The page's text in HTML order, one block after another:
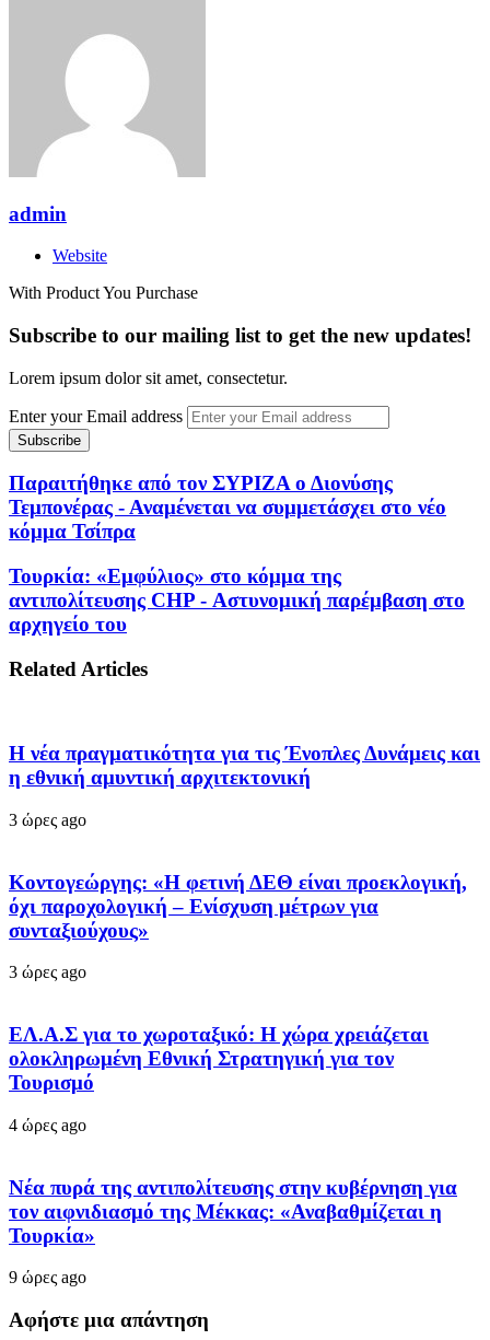
admin
Website
With Product You Purchase
Subscribe to our mailing list to get the new updates!
Lorem ipsum dolor sit amet, consectetur.
Enter your Email address
Παραιτήθηκε από τον ΣΥΡΙΖΑ ο Διονύσης
Τεμπονέρας - Αναμένεται να συμμετάσχει στο νέο
κόμμα Τσίπρα
Τουρκία: «Εμφύλιος» στο κόμμα της
αντιπολίτευσης CHP - Αστυνομική παρέμβαση στο
αρχηγείο του
Related Articles
Η νέα πραγματικότητα για τις Ένοπλες Δυνάμεις και
η εθνική αμυντική αρχιτεκτονική
3 ώρες ago
Κοντογεώργης: «Η φετινή ΔΕΘ είναι προεκλογική,
όχι παροχολογική – Ενίσχυση μέτρων για
συνταξιούχους»
3 ώρες ago
ΕΛ.Α.Σ για το χωροταξικό: Η χώρα χρειάζεται
ολοκληρωμένη Εθνική Στρατηγική για τον
Τουρισμό
4 ώρες ago
Νέα πυρά της αντιπολίτευσης στην κυβέρνηση για
τον αιφνιδιασμό της Μέκκας: «Αναβαθμίζεται η
Τουρκία»
9 ώρες ago
Αφήστε μια απάντηση